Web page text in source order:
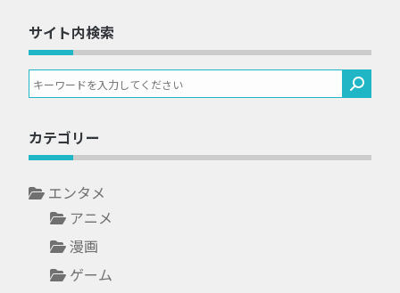
サイト内検索
カテゴリー
エンタメ
アニメ
漫画
ゲーム